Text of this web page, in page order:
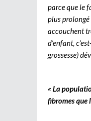
parce que le
plus prolongé
accouchent
d’enfant,
grossesse)
« La
fibromes que